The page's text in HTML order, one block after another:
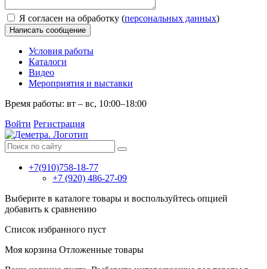
Я согласен на обработку (персональных данных)
Написать сообщение
Условия работы
Каталоги
Видео
Мероприятия и выставки
Время работы: вт – вс, 10:00–18:00
Войти Регистрация
+7(910)758-18-77
+7 (920) 486-27-09
Выберите в каталоге товары и воспользуйтесь опцией
добавить к сравнению
Список избранного пуст
Моя корзина Отложенные товары